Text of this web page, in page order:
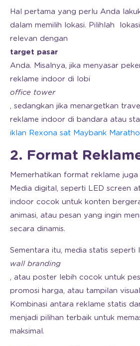
Hal pertama yang perlu Anda
dalam memilih lokasi. Pilihlah
relevan dengan
target pasar
Anda. Misalnya, jika menyasar
reklame indoor di lobi
office tower
, sedangkan jika menargetkan
reklame indoor di bandara atau
iklan Rexona sat Maybank
2. Format
Memerhatikan format reklame
Media digital, seperti LED screen
indoor cocok untuk konten
animasi, atau pesan yang ingin
secara dinamis.
Sementara itu, media statis seperti
wall branding
, atau poster lebih cocok untuk
promosi harga, atau tampilan
Kombinasi antara reklame statis
menjadi pilihan terbaik untuk
maksimal.